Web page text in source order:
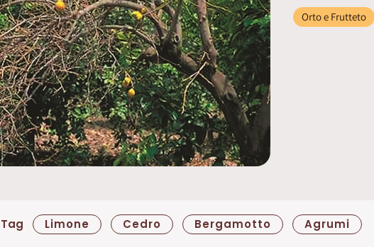
Orto e Frutteto
Tag Limone Cedro Bergamotto Agrumi